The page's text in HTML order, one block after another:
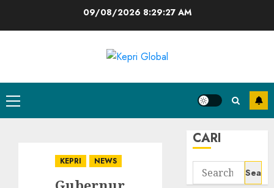
09/08/2026 8:29:28 AM
Primary
Menu
KEPRI NEWS
CARI
Search
for: